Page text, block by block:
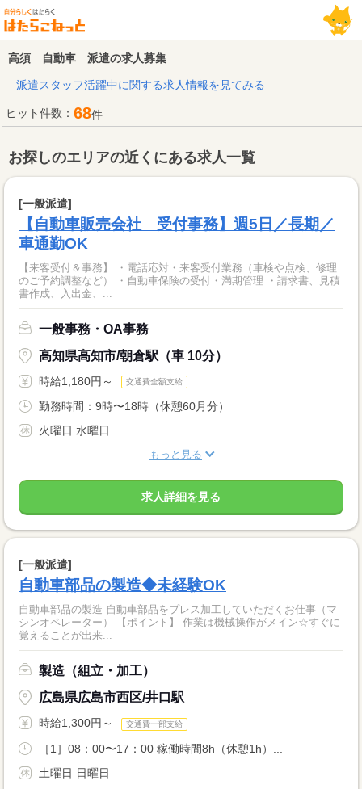
高須 自動車 派遣の求人募集
派遣スタッフ活躍中に関する求人情報を見てみる
ヒット件数： 68件
お探しのエリアの近くにある求人一覧
[一般派遣]
【自動車販売会社 受付事務】週5日／長期／
車通勤OK
【来客受付＆事務】 ・電話応対・来客受付業務（車検や点検、修理
のご予約調整など） ・自動車保険の受付・満期管理 ・請求書、見積
書作成、入出金、...
一般事務・OA事務
高知県高知市/朝倉駅（車 10分）
時給1,180円～ 交通費全額支給
勤務時間：9時〜18時（休憩60月分）
火曜日 水曜日
もっと見る
求人詳細を見る
[一般派遣]
自動車部品の製造◆未経験OK
自動車部品の製造 自動車部品をプレス加工していただくお仕事（マ
シンオペレーター） 【ポイント】 作業は機械操作がメイン☆すぐに
覚えることが出来...
製造（組立・加工）
広島県広島市西区/井口駅
時給1,300円～ 交通費一部支給
［1］08：00〜17：00 稼働時間8h（休憩1h）...
土曜日 日曜日